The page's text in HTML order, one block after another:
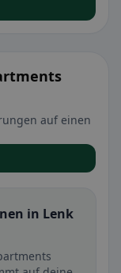
auf einen
in Lenk